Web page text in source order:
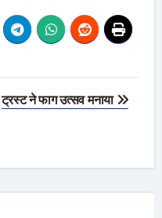
ट्रस्ट ने फाग उत्सव मनाया